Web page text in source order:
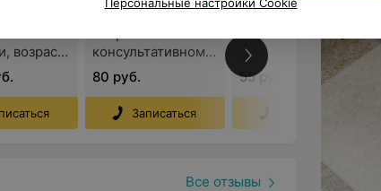
с
возраст
а/г
за 12
детского
консультативном
кабинете
80 руб.
Записаться
55 руб.
Все отзывы